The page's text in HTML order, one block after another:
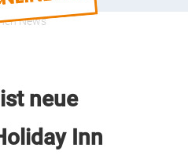
News
neue
Inn